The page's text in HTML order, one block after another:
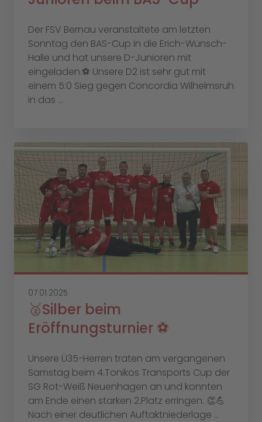
Der FSV Bernau veranstaltete am letzten
Sonntag den BAS-Cup in die Erich-Wünsch-
Halle und hat unsere D-Junioren mit
eingeladen.⚽️ Unsere D2 ist sehr gut mit
einem 5:0 Sieg gegen Concordia Wilhelmsruh
in das ...
07.01.2025
🥈Silber beim
Eröffnungsturnier ⚽️
Unsere Ü35-Herren traten am vergangenen
Samstag beim 4.Tonikos Transports Cup der
SG Rot-Weiß Neuenhagen an und konnten
am Ende einen starken 2.Platz erringen. 👏💪
Nach einer deutlichen Auftaktniederlage ...